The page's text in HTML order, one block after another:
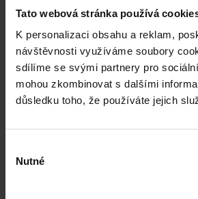
Tato webová stránka používá
K personalizaci obsahu a reklam,
návštěvnosti využíváme soubory
sdílíme se svými partnery pro
mohou zkombinovat s dalšími
důsledku toho, že používáte jejich
souhlasu
Nutné
urážlivých označeních?
Tento článek shrnuje nedávný rozsudek
lidská práva (ESLP) v kauze Mortensen
sehrát roli v dalším řešení obdobných
zejména pokud se jedná o působení na
předchozího jednání poškozeného a
úsudek.
Kolektiv autorů • 3. srpna 2026, 07:37